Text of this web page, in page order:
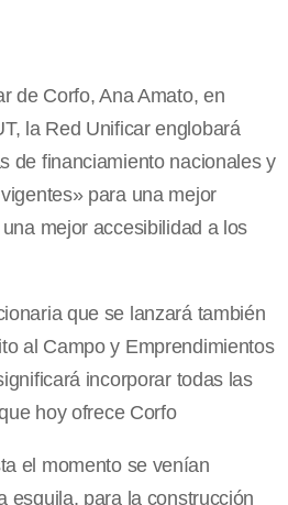
de Corfo, Ana Amato, en
la Red Unificar englobará
de financiamiento nacionales y
para una mejor
mejor accesibilidad a los
que se lanzará también
al Campo y Emprendimientos
incorporar todas las
hoy ofrece Corfo
el momento se venían
esquila, para la construcción